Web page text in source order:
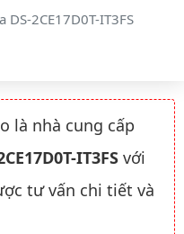
2CE17D0T-IT3FS
là nhà cung cấp
IT3FS với
tư vấn chi tiết và